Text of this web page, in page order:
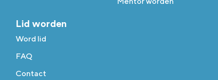
Lid worden
Word lid
FAQ
Contact